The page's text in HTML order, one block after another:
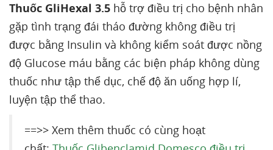
Thuốc GliHexal 3.5 hỗ trợ điều trị cho bệnh nhân
gặp tình trạng đái tháo đường không điều trị
được bằng Insulin và không kiểm soát được nồng
độ Glucose máu bằng các biện pháp không dùng
thuốc như tập thể dục, chế độ ăn uống hợp lí,
luyện tập thể thao.
==>> Xem thêm thuốc có cùng hoạt